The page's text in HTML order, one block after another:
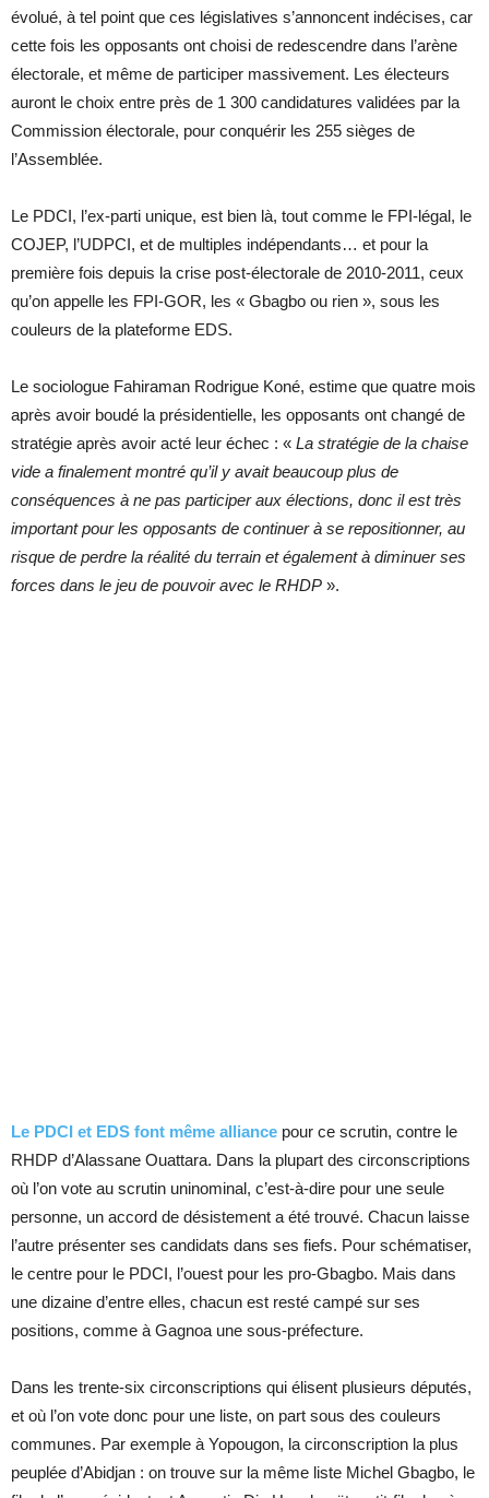
évolué, à tel point que ces législatives s’annoncent indécises, car
cette fois les opposants ont choisi de redescendre dans l’arène
électorale, et même de participer massivement. Les électeurs
auront le choix entre près de 1 300 candidatures validées par la
Commission électorale, pour conquérir les 255 sièges de
l’Assemblée.
Le PDCI, l’ex-parti unique, est bien là, tout comme le FPI-légal, le
COJEP, l’UDPCI, et de multiples indépendants… et pour la
première fois depuis la crise post-électorale de 2010-2011, ceux
qu’on appelle les FPI-GOR, les « Gbagbo ou rien », sous les
couleurs de la plateforme EDS.
Le sociologue Fahiraman Rodrigue Koné, estime que quatre mois
après avoir boudé la présidentielle, les opposants ont changé de
stratégie après avoir acté leur échec : « La stratégie de la chaise
vide a finalement montré qu’il y avait beaucoup plus de
conséquences à ne pas participer aux élections, donc il est très
important pour les opposants de continuer à se repositionner, au
risque de perdre la réalité du terrain et également à diminuer ses
forces dans le jeu de pouvoir avec le RHDP ».
Le PDCI et EDS font même alliance pour ce scrutin, contre le
RHDP d’Alassane Ouattara. Dans la plupart des circonscriptions
où l’on vote au scrutin uninominal, c’est-à-dire pour une seule
personne, un accord de désistement a été trouvé. Chacun laisse
l’autre présenter ses candidats dans ses fiefs. Pour schématiser,
le centre pour le PDCI, l’ouest pour les pro-Gbagbo. Mais dans
une dizaine d’entre elles, chacun est resté campé sur ses
positions, comme à Gagnoa une sous-préfecture.
Dans les trente-six circonscriptions qui élisent plusieurs députés,
et où l’on vote donc pour une liste, on part sous des couleurs
communes. Par exemple à Yopougon, la circonscription la plus
peuplée d’Abidjan : on trouve sur la même liste Michel Gbagbo, le